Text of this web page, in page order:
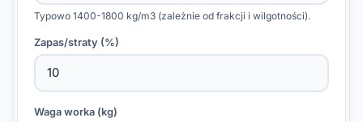
Typowo 1400-1800 kg/m3 (zależnie od frakcji i wilgotności).
Zapas/straty (%)
Waga worka (kg)